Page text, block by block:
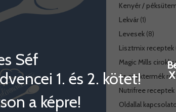
Kenyér /
Lekvár(1)
Levesek(8)
Lisztmix receptek
Magic Mills
és ciroktermék
Nutrifree receptek
Oldallal
Séf
1. és 2. kötet!
a képre!
X